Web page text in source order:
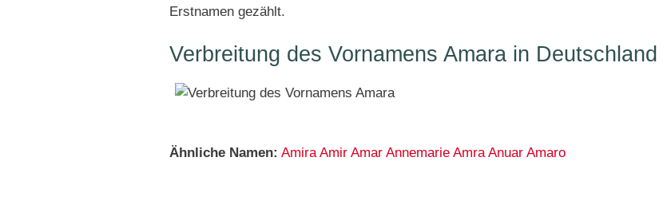
Erstnamen gezählt.
Verbreitung des Vornamens Amara in Deutschland
Ähnliche Namen: Amira Amir Amar Annemarie Amra Anuar Amaro